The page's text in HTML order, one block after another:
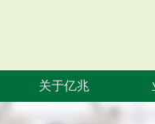
关于亿兆